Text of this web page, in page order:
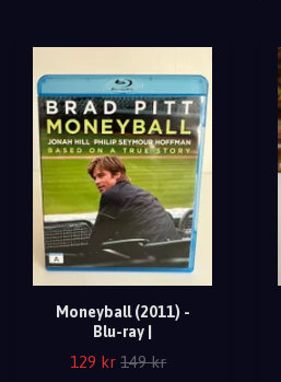
Moneyball (2011) -
Blu-ray |
129 kr 149 kr